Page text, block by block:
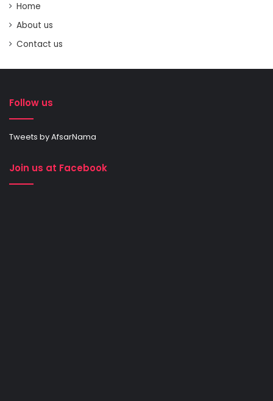
Home
About us
Contact us
Follow us
Tweets by AfsarNama
Join us at Facebook